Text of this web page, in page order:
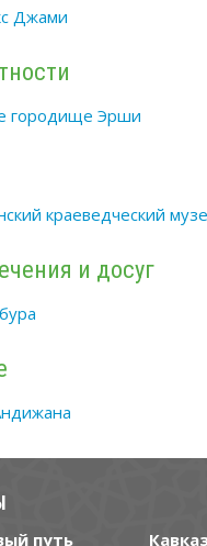
Джами
городище Эрши
краеведческий
и досуг
путь